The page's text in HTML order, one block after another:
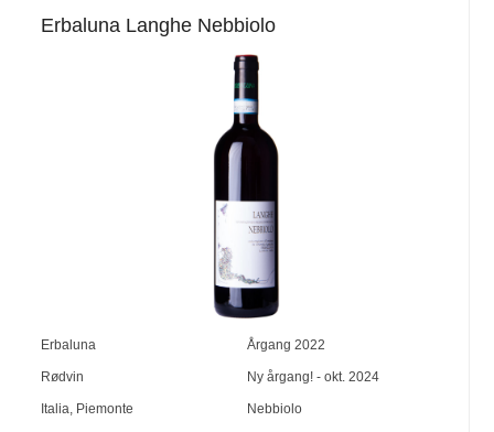
Erbaluna Langhe Nebbiolo
Erbaluna Årgang 2022
Rødvin Ny årgang! - okt. 2024
Italia, Piemonte Nebbiolo